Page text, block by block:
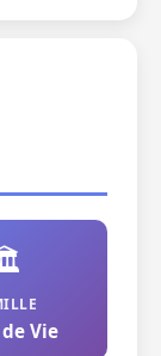
Vie